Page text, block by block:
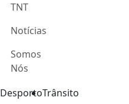
TNT
Notícias
Somos
Nós
DesportoTrânsito